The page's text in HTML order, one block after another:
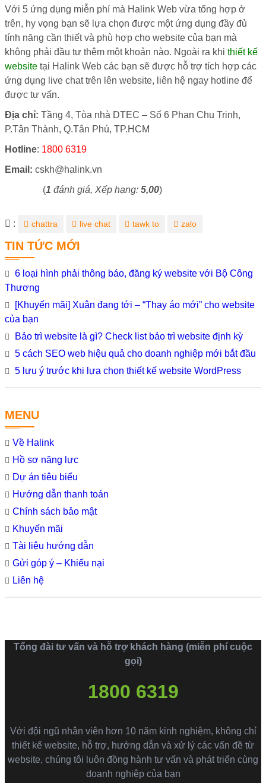
TIN TỨC MỚI
6 loại hình phải thông báo, đăng ký website với Bộ Công
Thương
[Khuyến mãi] Xuân đang tới – “Thay áo mới” cho website
của bạn
Bảo trì website là gì? Check list bảo trì website định kỳ
5 cách SEO web hiệu quả cho doanh nghiệp mới bắt đầu
5 lưu ý trước khi lựa chọn thiết kế website WordPress
MENU
Về Halink
Hồ sơ năng lực
Dự án tiêu biểu
Hướng dẫn thanh toán
Chính sách bảo mật
Khuyến mãi
Tài liệu hướng dẫn
Gửi góp ý – Khiếu nại
Liên hệ
Với 5 ứng dụng miễn phí mà Halink Web vừa tổng hợp ở
trên, hy vọng bạn sẽ lựa chọn được một ứng dụng đầy đủ
tính năng cần thiết và phù hợp cho website của bạn mà
không phải đầu tư thêm một khoản nào. Ngoài ra khi thiết kế
website tại Halink Web các bạn sẽ được hỗ trợ tích hợp các
ứng dụng live chat trên lên website, liên hệ ngay hotline để
được tư vấn.
Địa chỉ: Tầng 4, Tòa nhà DTEC – Số 6 Phan Chu Trinh,
P.Tân Thành, Q.Tân Phú, TP.HCM
Hotline: 1800 6319
Email: cskh@halink.vn
(1 đánh giá, Xếp hạng: 5,00)
Từ
: chattra live chat tawk to zalo
Tổng đài tư vấn và hỗ trợ khách hàng (miễn phí cuộc
gọi)
1800 6319
Với đội ngũ nhân viên hơn 10 năm kinh nghiệm, không chỉ
thiết kế website, hỗ trợ, hướng dẫn và xử lý các vấn đề từ
website, chúng tôi luôn đồng hành tư vấn và phát triển cùng
doanh nghiệp của bạn